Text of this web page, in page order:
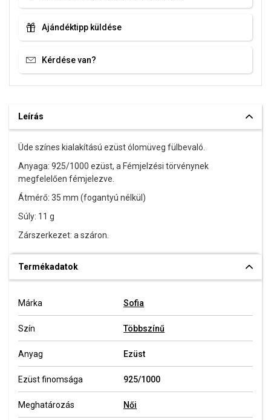
Ajándéktipp küldése
Kérdése van?
Leírás
Üde színes kialakítású ezüst ólomüveg fülbevaló.
Anyaga: 925/1000 ezüst, a Fémjelzési törvénynek
megfelelően fémjelezve.
Átmérő: 35 mm (fogantyú nélkül)
Súly: 11 g
Zárszerkezet: a száron.
Termékadatok
Márka Sofia
Szín Többszínű
Anyag Ezüst
Ezüst finomsága 925/1000
Meghatározás Női